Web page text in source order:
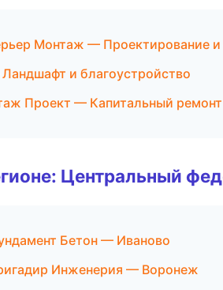
Монтаж — Проектирование
и благоустройство
Проект — Капитальный ремонт
Центральный
Бетон — Иваново
Инженерия — Воронеж